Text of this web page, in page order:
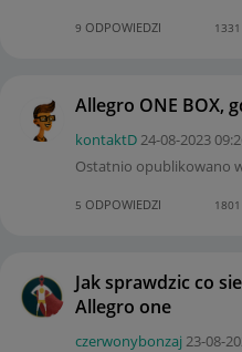
9 ODPOWIEDZI 1331
Allegro ONE BOX,
kontaktD‎24-08-2023
Ostatnio opublikowano
5 ODPOWIEDZI 1801
Jak sprawdzic co
Allegro one
czerwonybonzaj ‎23-08-